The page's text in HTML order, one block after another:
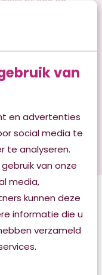
van
en advertenties
social media te
te analyseren.
van onze
media,
kunnen deze
informatie die u
verzameld
diensten en
nieuwe naam
Wouden,
Hulp en
is onderdeel